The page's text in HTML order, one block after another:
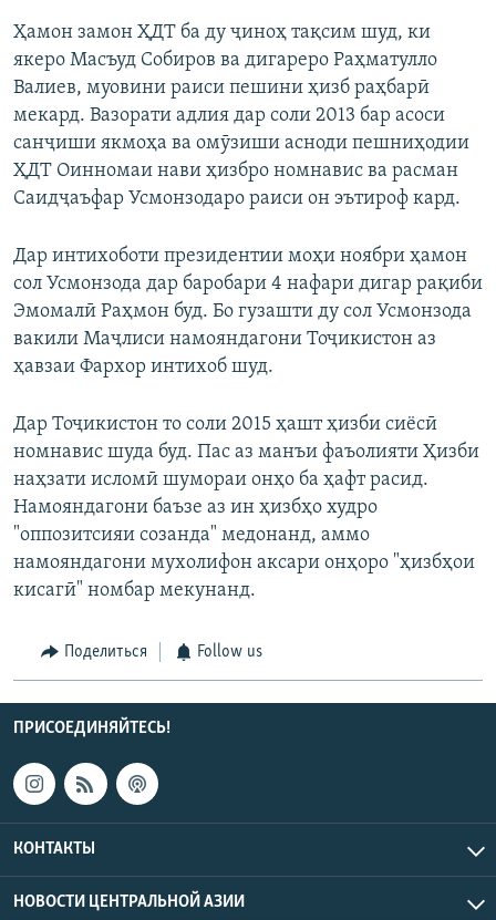
Ҳамон замон ҲДТ ба ду ҷиноҳ тақсим шуд, ки
якеро Масъуд Собиров ва дигареро Раҳматулло
Валиев, муовини раиси пешини ҳизб раҳбарӣ
мекард. Вазорати адлия дар соли 2013 бар асоси
санҷиши якмоҳа ва омӯзиши асноди пешниҳодии
ҲДТ Оинномаи нави ҳизбро номнавис ва расман
Саидҷаъфар Усмонзодаро раиси он эътироф кард.
Дар интихоботи президентии моҳи ноябри ҳамон
сол Усмонзода дар баробари 4 нафари дигар рақиби
Эмомалӣ Раҳмон буд. Бо гузашти ду сол Усмонзода
вакили Маҷлиси намояндагони Тоҷикистон аз
ҳавзаи Фархор интихоб шуд.
Дар Тоҷикистон то соли 2015 ҳашт ҳизби сиёсӣ
номнавис шуда буд. Пас аз манъи фаъолияти Ҳизби
наҳзати исломӣ шумораи онҳо ба ҳафт расид.
Намояндагони баъзе аз ин ҳизбҳо худро
"оппозитсияи созанда" медонанд, аммо
намояндагони мухолифон аксари онҳоро "ҳизбҳои
кисагӣ" номбар мекунанд.
Поделиться Follow us
ПРИСОЕДИНЯЙТЕСЬ!
КОНТАКТЫ
НОВОСТИ ЦЕНТРАЛЬНОЙ АЗИИ